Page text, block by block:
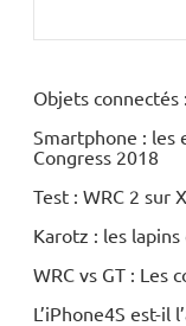
Objets
Smartphone : les
Congress 2018
Test : WRC 2 sur
Karotz : les
WRC vs GT : Les
L’iPhone4S est-il